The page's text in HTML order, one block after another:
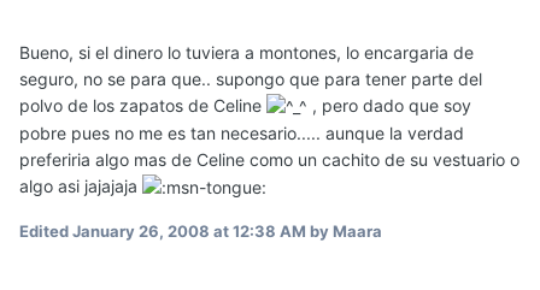
Bueno, si el dinero lo tuviera a montones, lo encargaria de
seguro, no se para que.. supongo que para tener parte del
polvo de los zapatos de Celine
, pero dado que soy
pobre pues no me es tan necesario..... aunque la verdad
preferiria algo mas de Celine como un cachito de su vestuario o
algo asi jajajaja
EditedJanuary 26, 2008 at 12:38 AM by Maara